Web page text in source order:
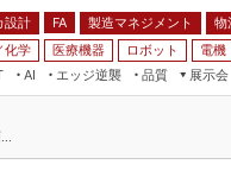
設計 FA 製造マネジメント 物
化学 医療機器 ロボット 電機
AI
エッジ逆襲 品質
展示会
つながるクルマ